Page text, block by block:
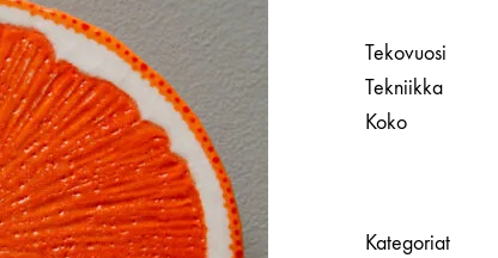
Tekovuosi
Tekniikka
Koko
Kategoriat